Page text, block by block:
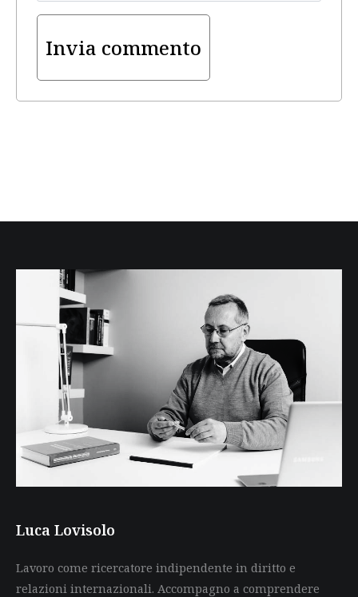
Luca Lovisolo
Lavoro come ricercatore indipendente in diritto e
relazioni internazionali. Accompagno a comprendere